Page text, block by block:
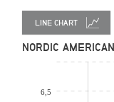
LINE CHART
NORDIC
6,5